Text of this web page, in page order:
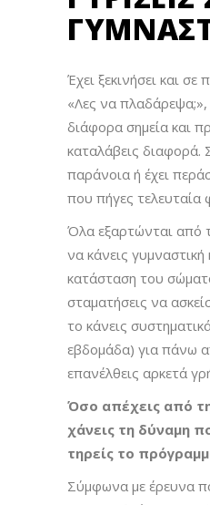
Έχει ξεκινήσει και σε
«Λες να πλαδάρεψα;»,
διάφορα σημεία και
καταλάβεις διαφορά.
παράνοια ή έχει
που πήγες τελευταία
Όλα εξαρτώνται από
να κάνεις
κατάσταση του
σταματήσεις να
το κάνεις
εβδομάδα) για πάνω
επανέλθεις αρκετά
Όσο απέχεις από
χάνεις τη δύναμη
τηρείς το
Σύμφωνα με έρευνα